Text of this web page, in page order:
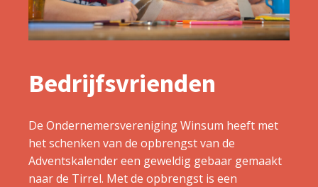
Bedrijfsvrienden
De Ondernemersvereniging Winsum heeft met
het schenken van de opbrengst van de
Adventskalender een geweldig gebaar gemaakt
naar de Tirrel. Met de opbrengst is een